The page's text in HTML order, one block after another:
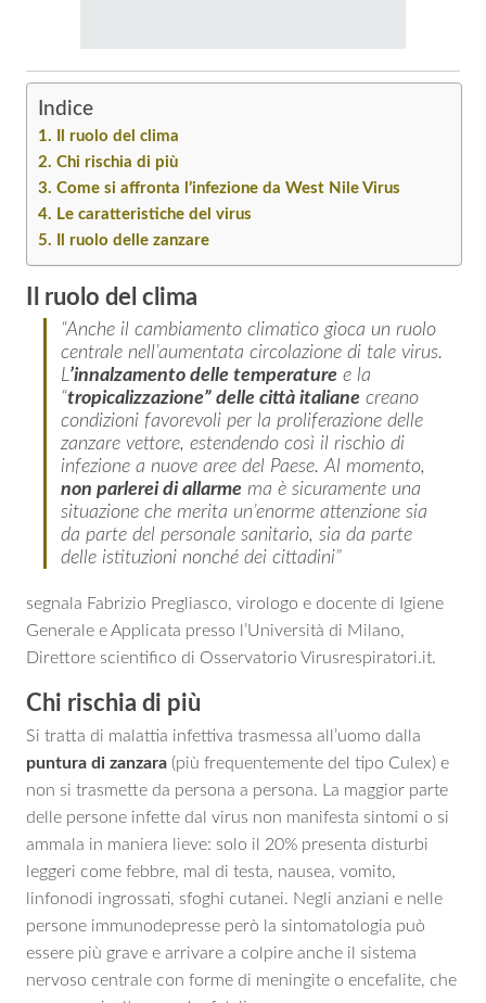
Indice
Il ruolo del clima
Chi rischia di più
Come si affronta l’infezione da West Nile Virus
Le caratteristiche del virus
Il ruolo delle zanzare
Il ruolo del clima
“Anche il cambiamento climatico gioca un ruolo
centrale nell’aumentata circolazione di tale virus.
L ’innalzamento delle temperature e la
“tropicalizzazione” delle città italiane creano
condizioni favorevoli per la proliferazione delle
zanzare vettore, estendendo così il rischio di
infezione a nuove aree del Paese. Al momento,
non parlerei di allarme ma è sicuramente una
situazione che merita un’enorme attenzione sia
da parte del personale sanitario, sia da parte
delle istituzioni nonché dei cittadini”
segnala Fabrizio Pregliasco, virologo e docente di Igiene
Generale e Applicata presso l’Università di Milano,
Direttore scientifico di Osservatorio Virusrespiratori.it.
Chi rischia di più
Si tratta di malattia infettiva trasmessa all’uomo dalla
puntura di zanzara (più frequentemente del tipo Culex) e
non si trasmette da persona a persona. La maggior parte
delle persone infette dal virus non manifesta sintomi o si
ammala in maniera lieve: solo il 20% presenta disturbi
leggeri come febbre, mal di testa, nausea, vomito,
linfonodi ingrossati, sfoghi cutanei. Negli anziani e nelle
persone immunodepresse però la sintomatologia può
essere più grave e arrivare a colpire anche il sistema
nervoso centrale con forme di meningite o encefalite, che